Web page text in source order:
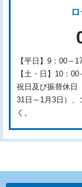
【平日】9：00～
【土・日】10：
祝日及び振替休日
31日～1月3日）
く。